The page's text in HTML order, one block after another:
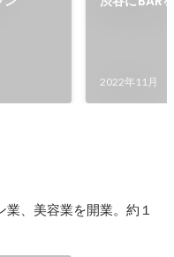
2022年11月
、美容業を開業。約１